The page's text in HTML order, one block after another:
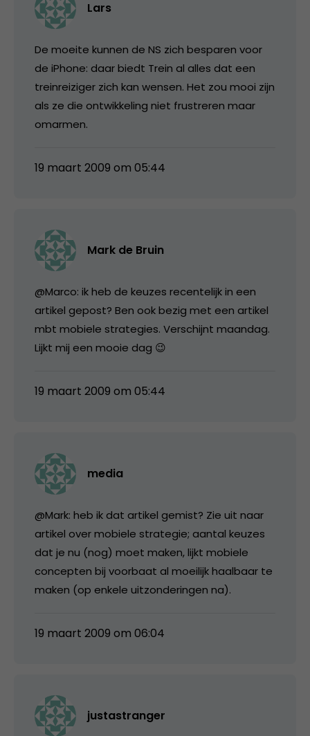
Lars
De moeite kunnen de NS zich besparen voor
de iPhone: daar biedt Trein al alles dat een
treinreiziger zich kan wensen. Het zou mooi zijn
als ze die ontwikkeling niet frustreren maar
omarmen.
19 maart 2009 om 05:44
Mark de Bruin
@Marco: ik heb de keuzes recentelijk in een
artikel gepost? Ben ook bezig met een artikel
mbt mobiele strategies. Verschijnt maandag.
Lijkt mij een mooie dag 😉
19 maart 2009 om 05:44
media
@Mark: heb ik dat artikel gemist? Zie uit naar
artikel over mobiele strategie; aantal keuzes
dat je nu (nog) moet maken, lijkt mobiele
concepten bij voorbaat al moeilijk haalbaar te
maken (op enkele uitzonderingen na).
19 maart 2009 om 06:04
justastranger